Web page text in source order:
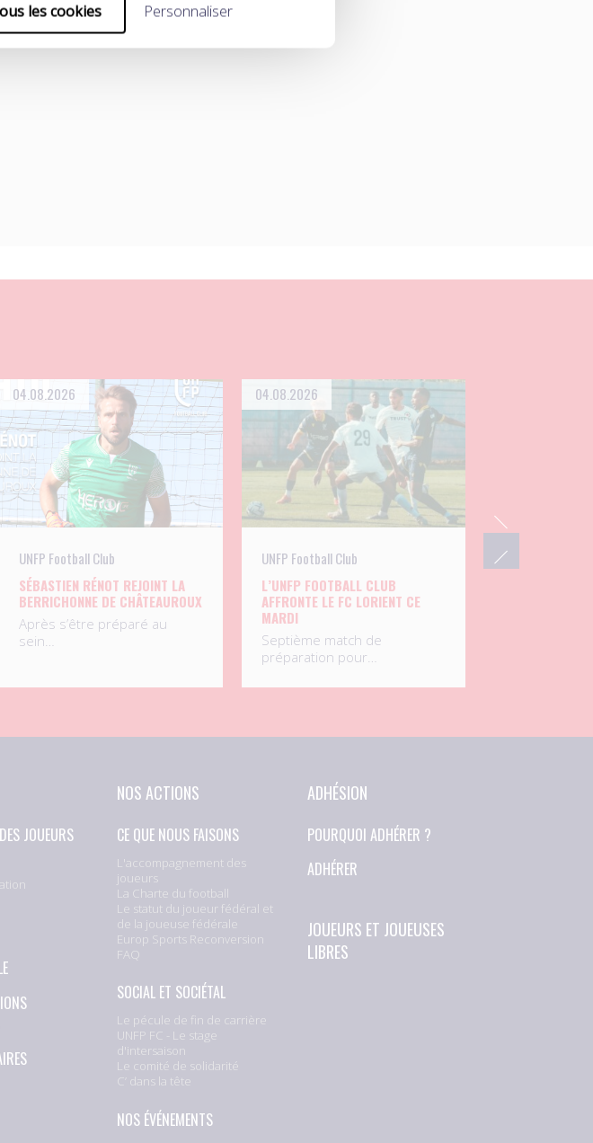
les cookies Personnaliser
04.08.2026
UNFP Football Club
SÉBASTIEN RÉNOT REJOINT LA
BERRICHONNE DE CHÂTEAUROUX
Après s’être préparé au
sein…
04.08.2026
UNFP Football Club
L’UNFP FOOTBALL CLUB
AFFRONTE LE FC LORIENT CE
MARDI
Septième match de
préparation pour…
JOUEURS
NOS ACTIONS
CE QUE NOUS FAISONS
L'accompagnement des
joueurs
La Charte du football
Le statut du joueur fédéral et
de la joueuse fédérale
Europ Sports Reconversion
FAQ
SOCIAL ET SOCIÉTAL
Le pécule de fin de carrière
UNFP FC - Le stage
d'intersaison
Le comité de solidarité
C’ dans la tête
NOS ÉVÉNEMENTS
ADHÉSION
POURQUOI ADHÉRER ?
ADHÉRER
JOUEURS ET JOUEUSES
LIBRES